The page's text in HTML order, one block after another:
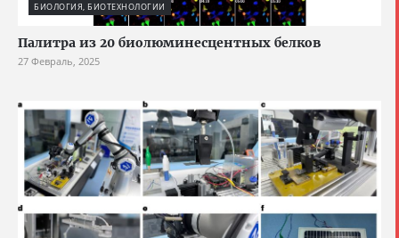
БИОЛОГИЯ, БИОТЕХНОЛОГИИ
Палитра из 20 биолюминесцентных белков
27 Февраль, 2025